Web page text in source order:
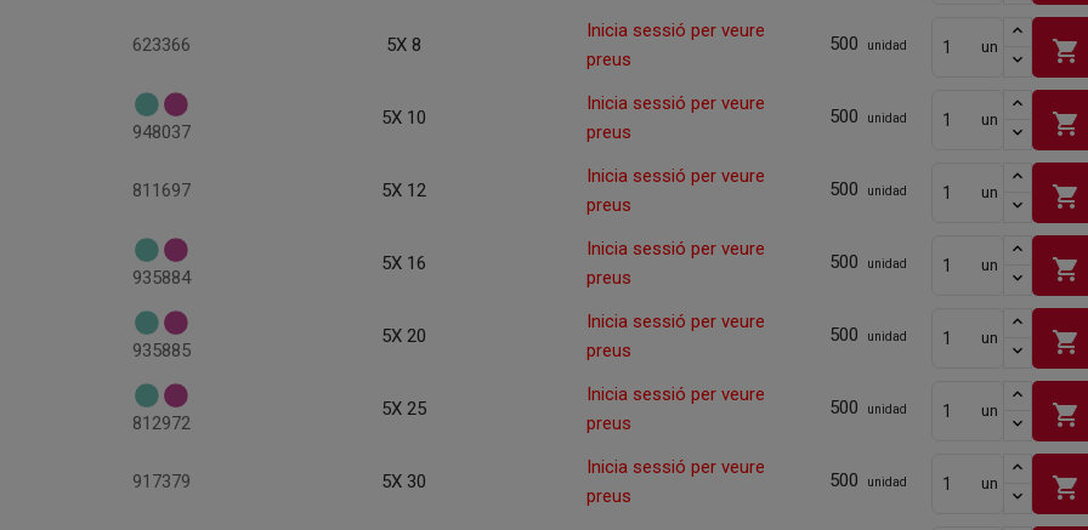
623366 5X 8
Inicia sessió per veure
preus
500 unidad un shopping_cart
948037
5X 10
Inicia sessió per veure
preus
500 unidad un shopping_cart
811697 5X 12
Inicia sessió per veure
preus
500 unidad un shopping_cart
935884
5X 16
Inicia sessió per veure
preus
500 unidad un shopping_cart
935885
5X 20
Inicia sessió per veure
preus
500 unidad un shopping_cart
812972
5X 25
Inicia sessió per veure
preus
500 unidad un shopping_cart
917379 5X 30
Inicia sessió per veure
preus
500 unidad un shopping_cart